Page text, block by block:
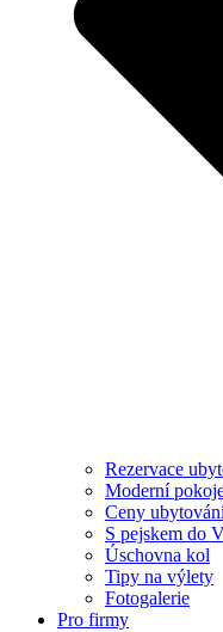
Rezervace
Moderní
Ceny
S pejskem do
Úschovna kol
Tipy na výlety
Fotogalerie
Pro firmy